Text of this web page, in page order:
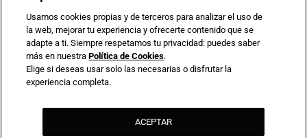
Compromiso de seguridad en pagos electrónicos
Usamos cookies propias y de terceros para analizar el uso de
la web, mejorar tu experiencia y ofrecerte contenido que se
adapte a ti. Siempre respetamos tu privacidad: puedes saber
más en nuestraPolítica de Cookies.
Elige si deseas usar solo las necesarias o disfrutar la
experiencia completa.
ACEPTAR